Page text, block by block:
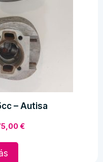
– Autisa
€El